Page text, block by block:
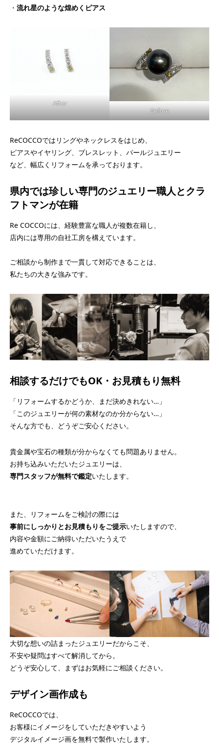
・ 流れ星のような煌めくピアス
After
Before
ReCOCCOではリングやネックレスをはじめ、
ピアスやイヤリング、ブレスレット、パールジュエリー
など、幅広くリフォームを承っております。
県内では珍しい専門のジュエリー職人とクラ
フトマンが在籍
Re COCCOには、経験豊富な職人が複数在籍し、
店内には専用の自社工房を構えています。
ご相談から制作まで一貫して対応できることは、
私たちの大きな強みです。
相談するだけでもOK・お見積もり無料
「リフォームするかどうか、まだ決めきれない…」
「このジュエリーが何の素材なのか分からない…」
そんな方でも、どうぞご安心ください。
貴金属や宝石の種類が分からなくても問題ありません。
お持ち込みいただいたジュエリーは、
専門スタッフが無料で鑑定いたします。
また、リフォームをご検討の際には
事前にしっかりとお見積もりをご提示いたしますので、
内容や金額にご納得いただいたうえで
進めていただけます。
大切な想いの詰まったジュエリーだからこそ、
不安や疑問はすべて解消してから。
どうぞ安心して、まずはお気軽にご相談ください。
デザイン画作成も
ReCOCCOでは、
お客様にイメージをしていただきやすいよう
デジタルイメージ画を無料で製作いたします。